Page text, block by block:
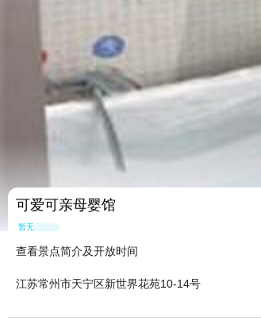
可爱可亲母婴馆
暂无点评
查看景点简介及开放时间
江苏常州市天宁区新世界花苑10-14号